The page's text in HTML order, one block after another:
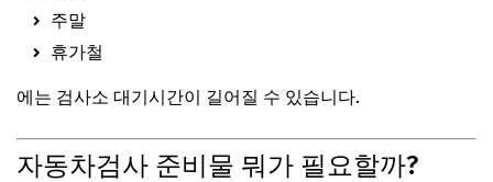
주말
휴가철
에는 검사소 대기시간이 길어질 수 있습니다.
자동차검사 준비물 뭐가 필요할까?